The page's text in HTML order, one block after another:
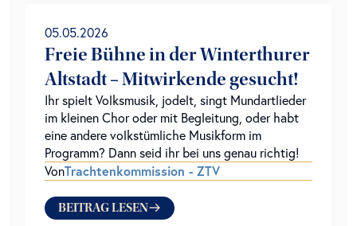
05.05.2026
Freie Bühne in der Winterthurer
Altstadt – Mitwirkende gesucht!
Ihr spielt Volksmusik, jodelt, singt Mundartlieder
im kleinen Chor oder mit Begleitung, oder habt
eine andere volkstümliche Musikform im
Programm? Dann seid ihr bei uns genau richtig!
VonTrachtenkommission - ZTV
BEITRAG LESEN